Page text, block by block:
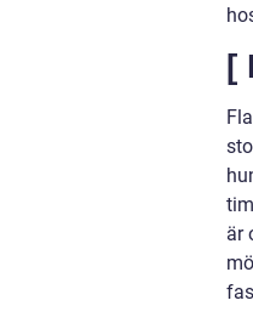
[
är